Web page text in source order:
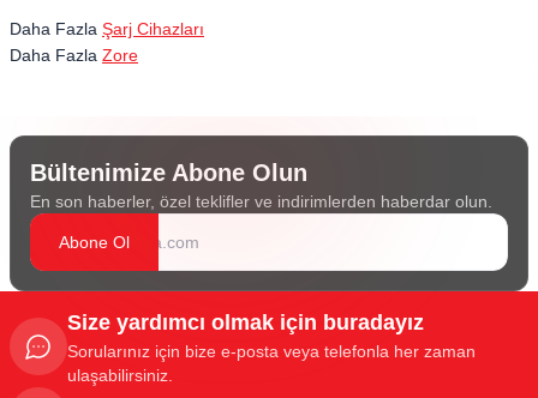
Daha Fazla Şarj Cihazları
Daha Fazla Zore
Bültenimize Abone Olun
En son haberler, özel teklifler ve indirimlerden haberdar olun.
Abone Ol
Size yardımcı olmak için buradayız
Sorularınız için bize e-posta veya telefonla her zaman
ulaşabilirsiniz.